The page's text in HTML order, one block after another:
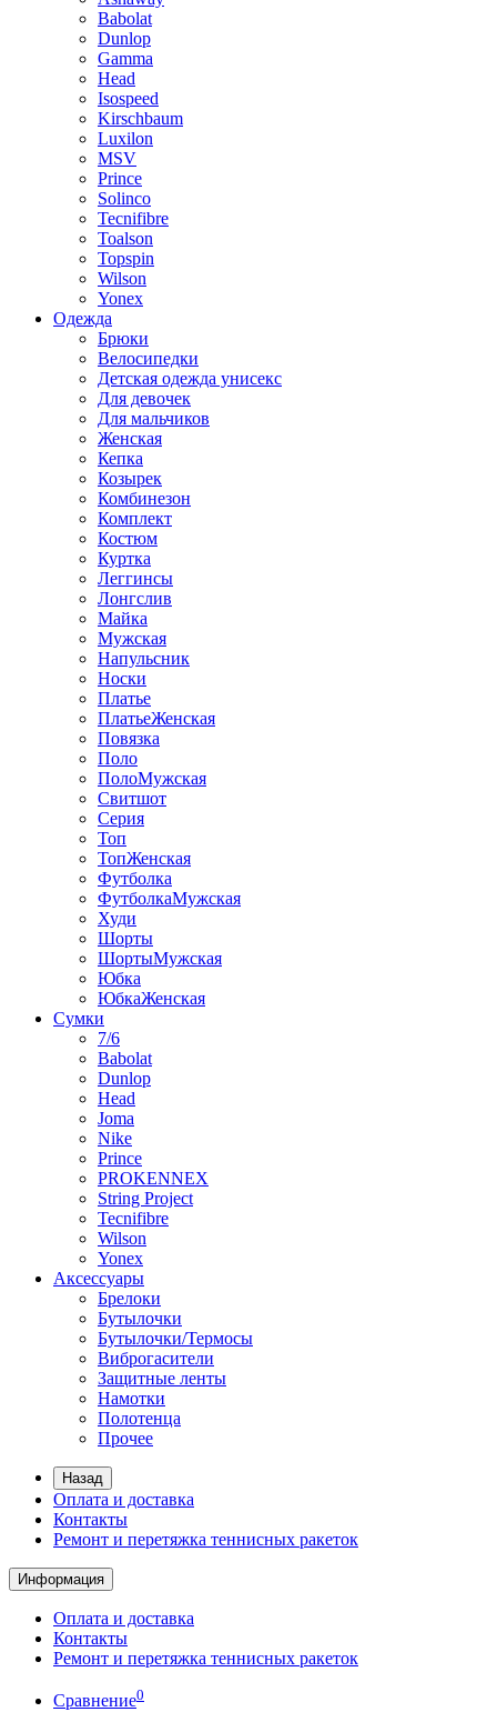
Babolat
Dunlop
Gamma
Head
Isospeed
Kirschbaum
Luxilon
MSV
Prince
Solinco
Tecnifibre
Toalson
Topspin
Wilson
Yonex
Одежда
Брюки
Велосипедки
Детская одежда унисекс
Для девочек
Для мальчиков
Женская
Кепка
Козырек
Комбинезон
Комплект
Костюм
Куртка
Леггинсы
Лонгслив
Майка
Мужская
Напульсник
Носки
Платье
ПлатьеЖенская
Повязка
Поло
ПолоМужская
Свитшот
Серия
Топ
ТопЖенская
Футболка
ФутболкаМужская
Худи
Шорты
ШортыМужская
Юбка
ЮбкаЖенская
Сумки
7/6
Babolat
Dunlop
Head
Joma
Nike
Prince
PROKENNEX
String Project
Tecnifibre
Wilson
Yonex
Аксессуары
Брелоки
Бутылочки
Бутылочки/Термосы
Виброгасители
Защитные ленты
Намотки
Полотенца
Прочее
Назад
Оплата и доставка
Контакты
Ремонт и перетяжка теннисных ракеток
Информация
Оплата и доставка
Контакты
Ремонт и перетяжка теннисных ракеток
Сравнение0